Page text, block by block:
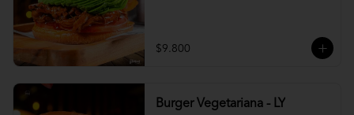
$9.800
Burger Vegetariana - LY